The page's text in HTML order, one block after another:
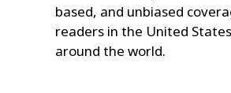
based, and unbiased
readers in the United
around the world.